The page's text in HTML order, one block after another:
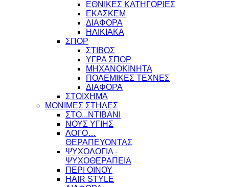
ΕΘΝΙΚΕΣ ΚΑΤΗΓΟΡΙΕΣ
ΕΚΑΣΚΕΜ
ΔΙΑΦΟΡΑ
ΗΛΙΚΙΑΚΑ
ΣΠΟΡ
ΣΤΙΒΟΣ
ΥΓΡΑ ΣΠΟΡ
ΜΗΧΑΝΟΚΙΝΗΤΑ
ΠΟΛΕΜΙΚΕΣ ΤΕΧΝΕΣ
ΔΙΑΦΟΡΑ
ΣΤΟΙΧΗΜΑ
ΜΟΝΙΜΕΣ ΣΤΗΛΕΣ
ΣΤΟ...ΝΤΙΒΑΝΙ
ΝΟΥΣ ΥΓΙΗΣ
ΛΟΓΟ…
ΘΕΡΑΠΕΥΟΝΤΑΣ
ΨΥΧΟΛΟΓΙΑ -
ΨΥΧΟΘΕΡΑΠΕΙΑ
ΠΕΡΙ ΟΙΝΟΥ
HAIR STYLE